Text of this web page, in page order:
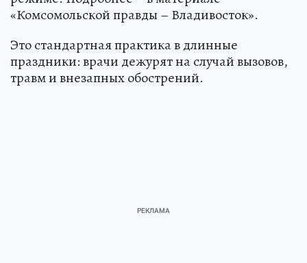
«Комсомольской правды – Владивосток».
Это стандартная практика в длинные
праздники: врачи дежурят на случай вызовов,
травм и внезапных обострений.